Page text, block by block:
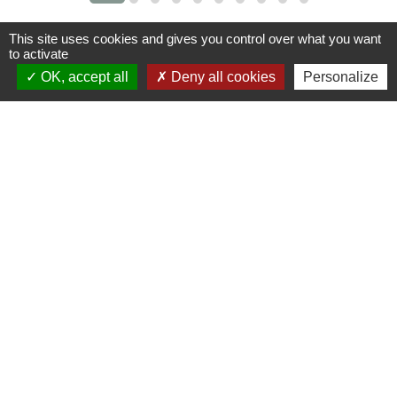
Contacts
Commune de St Nicolas de Port
This site uses cookies and gives you control over what you want
to activate
OK, accept all
Deny all cookies Personalize